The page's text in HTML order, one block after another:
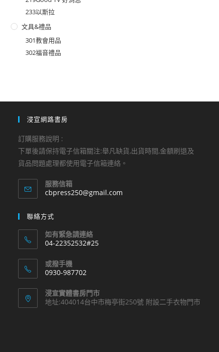
233以斯拉
文具&禮品
301教會用品
302福音禮品
浸宣網路書房
訂購服務說明 :
下單後請保持電子信箱關注:舉凡缺貨,出貨時間,金額刷退及
貨品問題處理都使用電子信箱連絡。
服務信箱
cbpress250@gmail.com
聯絡方式
如有緊急請連絡
04-22352532#25
in
your
application
或撥手機
0930-987702
in
your
浸宣實體書房門市
地址:404014台中市梅亭街250號 附設二手衣物門市